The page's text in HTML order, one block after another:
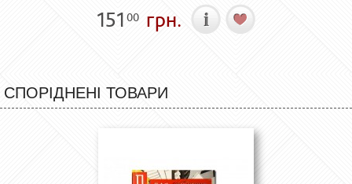
151 00 грн.
СПОРІДНЕНІ ТОВАРИ